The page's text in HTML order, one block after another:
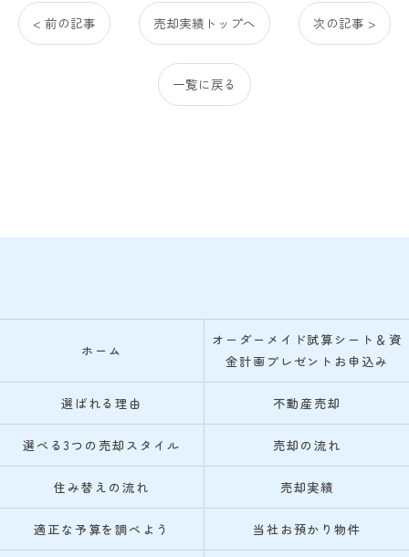
< 前の記事 売却実績トップへ 次の記事 >
一覧に戻る
ホーム
オーダーメイド試算シート＆資
金計画プレゼントお申込み
選ばれる理由 不動産売却
選べる3つの売却スタイル 売却の流れ
住み替えの流れ 売却実績
適正な予算を調べよう 当社お預かり物件